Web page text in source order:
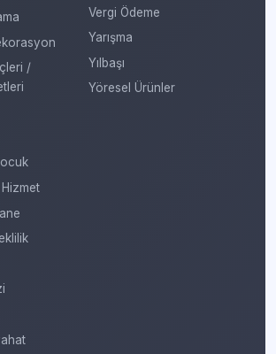
/
Vergi Ödeme
Yarışma
Yılbaşı
Yöresel Ürünler